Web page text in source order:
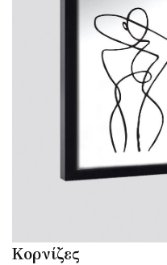
Κορνίζες